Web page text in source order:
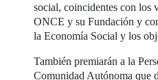
social, coincidentes con los
ONCE y su Fundación y
la Economía Social y los
También premiarán a la
Comunidad Autónoma que